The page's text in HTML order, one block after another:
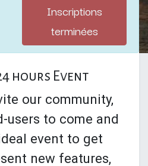
Inscriptions
terminées
hours Event
our community,
users to come and
event to get
new features,